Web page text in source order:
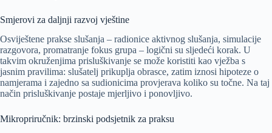
Smjerovi za daljnji razvoj vještine
Osviještene prakse slušanja – radionice aktivnog slušanja, simulacije
razgovora, promatranje fokus grupa – logični su sljedeći korak. U
takvim okruženjima prisluškivanje se može koristiti kao vježba s
jasnim pravilima: slušatelj prikuplja obrasce, zatim iznosi hipoteze o
namjerama i zajedno sa sudionicima provjerava koliko su točne. Na taj
način prisluškivanje postaje mjerljivo i ponovljivo.
Mikropriručnik: brzinski podsjetnik za praksu